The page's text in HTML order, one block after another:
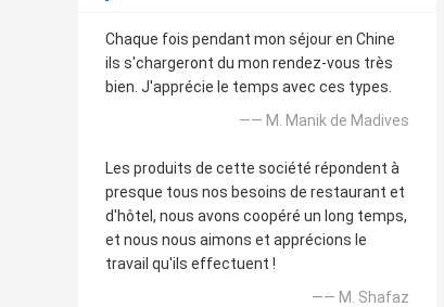
Chaque fois pendant mon séjour en Chine
ils s'chargeront du mon rendez-vous très
bien. J'apprécie le temps avec ces types.
—— M. Manik de Madives
Les produits de cette société répondent à
presque tous nos besoins de restaurant et
d'hôtel, nous avons coopéré un long temps,
et nous nous aimons et apprécions le
travail qu'ils effectuent !
—— M. Shafaz